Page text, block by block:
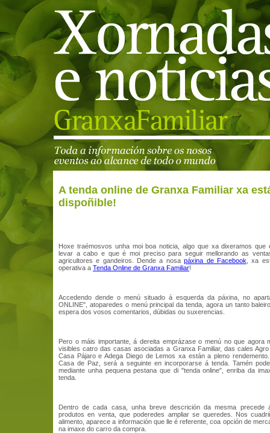
A tenda online de Granxa Familiar xa
dispoñible!
Hoxe traémosvos unha moi boa noticia, algo que xa dixeramos que
levar a cabo e que é moi preciso para seguir mellorando as
agricultores e gandeiros. Dende a nosapáxina de Facebook , xa
operativa a Tenda Online de Granxa Familiar!
Accedendo dende o menú situado á esquerda da páxina, no
ONLINE", atoparedes o menú principal da tenda, agora un tanto
espera dos vosos comentarios, dúbidas ou suxerencias.
Pero o máis importante, á dereita emprázase o menú no que agora
visibles catro das casas asociadas a Granxa Familiar, das cales
Casa Pájaro e Adega Diego de Lemos xa están a pleno
Casa de Paz, será a seguinte en incorporarse á tenda. Tamén
mediante unha pequena pestana que di "tenda online", enriba da
tenda.
Dentro de cada casa, unha breve descrición da mesma precede
produtos en venta, que poderedes ampliar se queredes. Nos
alimento, aparece a información que lle é referente, coa opción de
na imaxe do carro da compra.